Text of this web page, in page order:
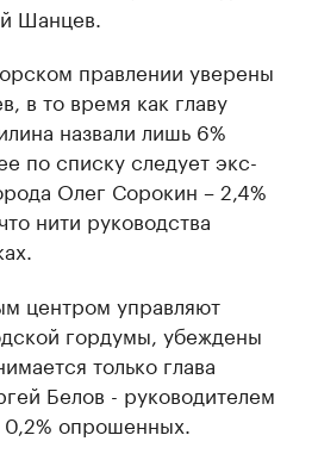
Шанцев.
правлении уверены
в то время как главу
назвали лишь 6%
по списку следует экс-
Олег Сорокин – 2,4%
нити руководства
центром управляют
гордумы, убеждены
только глава
Белов - руководителем
0,2% опрошенных.